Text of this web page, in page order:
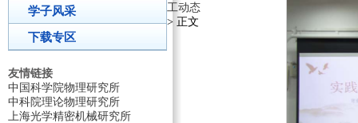
学子风采
下载专区
友情链接
中国科学院物理研究所
中科院理论物理研究所
上海光学精密机械研究所
工动态
> 正文